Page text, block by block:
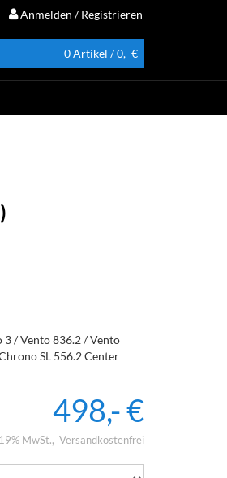
Anmelden / Registrieren
0 Artikel / 0,- €
3 / Vento 836.2 / Vento
SL 556.2 Center
498,- €
MwSt. Versandkostenfrei